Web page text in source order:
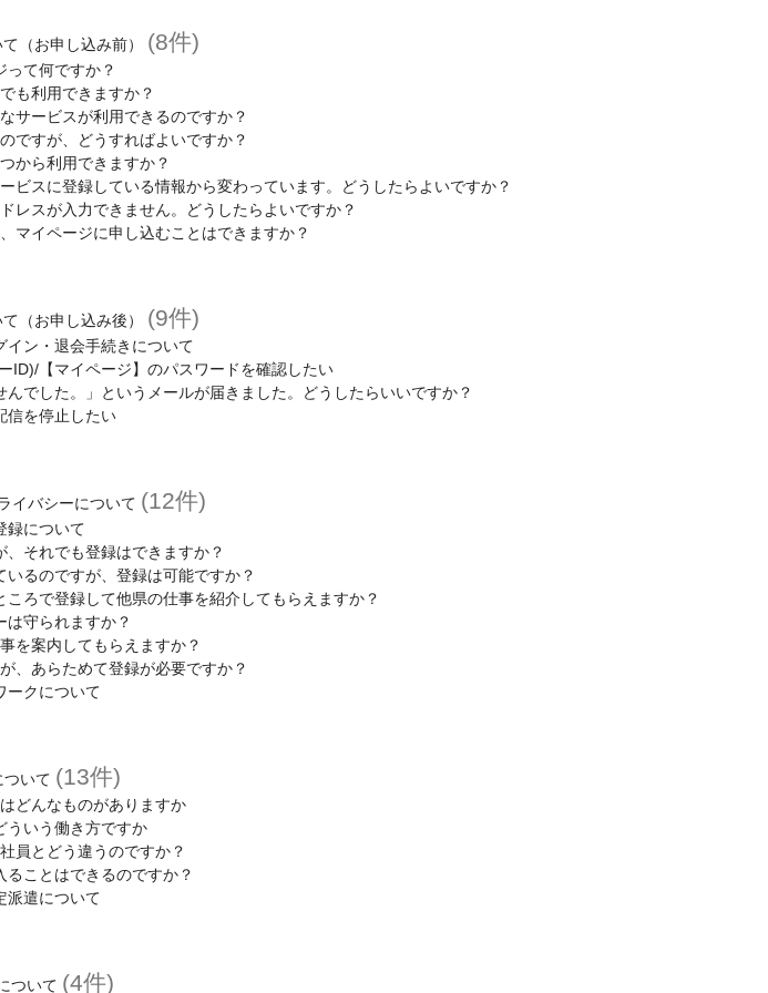
（お申し込み前） (8件)
って何ですか？
も利用できますか？
サービスが利用できるのですか？
ですが、どうすればよいですか？
から利用できますか？
ビスに登録している情報から変わっています。どうしたらよいですか？
レスが入力できません。どうしたらよいですか？
マイページに申し込むことはできますか？
（お申し込み後） (9件)
イン・退会手続きについて
ID)/【マイページ】のパスワードを確認したい
でした。」というメールが届きました。どうしたらいいですか？
信を停止したい
イバシーについて (12件)
録について
それでも登録はできますか？
るのですが、登録は可能ですか？
ろで登録して他県の仕事を紹介してもらえますか？
は守られますか？
を案内してもらえますか？
、あらためて登録が必要ですか？
ークについて
ついて (13件)
どんなものがありますか
ういう働き方ですか
員とどう違うのですか？
ことはできるのですか？
派遣について
ついて (4件)